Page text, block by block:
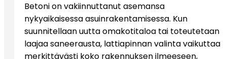
Betoni on vakiinnuttanut asemansa
nykyaikaisessa asuinrakentamisessa. Kun
suunnitellaan uutta omakotitaloa tai toteutetaan
laajaa saneerausta, lattiapinnan valinta vaikuttaa
merkittävästi koko rakennuksen ilmeeseen,